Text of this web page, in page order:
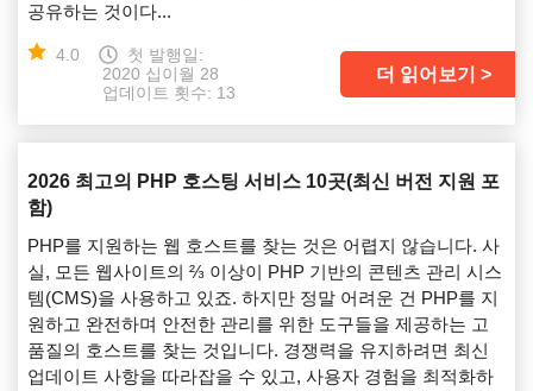
공유하는 것이다...
4.0
첫 발행일:
2020 십이월 28
업데이트 횟수: 13
더 읽어보기
2026 최고의 PHP 호스팅 서비스 10곳(최신 버전 지원 포
함)
PHP를 지원하는 웹 호스트를 찾는 것은 어렵지 않습니다. 사
실, 모든 웹사이트의 ⅔ 이상이 PHP 기반의 콘텐츠 관리 시스
템(CMS)을 사용하고 있죠. 하지만 정말 어려운 건 PHP를 지
원하고 완전하며 안전한 관리를 위한 도구들을 제공하는 고
품질의 호스트를 찾는 것입니다. 경쟁력을 유지하려면 최신
업데이트 사항을 따라잡을 수 있고, 사용자 경험을 최적화하